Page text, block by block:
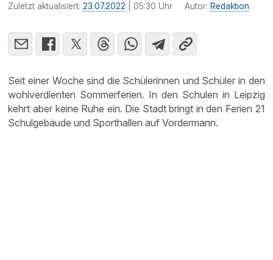
Zuletzt aktualisiert:23.07.2022 | 05:30 Uhr Autor: Redaktion
Seit einer Woche sind die Schülerinnen und Schüler in den
wohlverdienten Sommerferien. In den Schulen in Leipzig
kehrt aber keine Ruhe ein. Die Stadt bringt in den Ferien 21
Schulgebäude und Sporthallen auf Vordermann.